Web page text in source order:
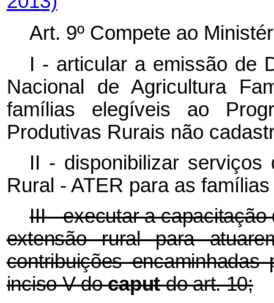
Art. 9º Compete ao
I - articular a emissão de
Nacional de Agricultura
famílias elegíveis ao
Produtivas Rurais não
II - disponibilizar serviços
Rural - ATER para as
III - executar a
extensão rural para
contribuições
inciso V docaputdo art. 10;